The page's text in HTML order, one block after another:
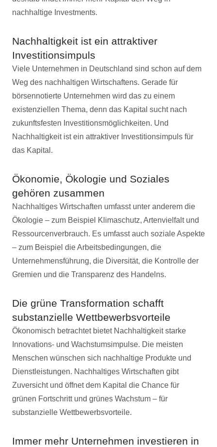
nachhaltige Investments.
Nachhaltigkeit ist ein attraktiver
Investitionsimpuls
Viele Unternehmen in Deutschland sind schon auf dem
Weg des nachhaltigen Wirtschaftens. Gerade für
börsennotierte Unternehmen wird das zu einem
existenziellen Thema, denn das Kapital sucht nach
zukunftsfesten Investitionsmöglichkeiten. Und
Nachhaltigkeit ist ein attraktiver Investitionsimpuls für
das Kapital.
Ökonomie, Ökologie und Soziales
gehören zusammen
Nachhaltiges Wirtschaften umfasst unter anderem die
Ökologie – zum Beispiel Klimaschutz, Artenvielfalt und
Ressourcenverbrauch. Es umfasst auch soziale Aspekte
– zum Beispiel die Arbeitsbedingungen, die
Unternehmensführung, die Diversität, die Kontrolle der
Gremien und die Transparenz des Handelns.
Die grüne Transformation schafft
substanzielle Wettbewerbsvorteile
Ökonomisch betrachtet bietet Nachhaltigkeit starke
Innovations- und Wachstumsimpulse. Die meisten
Menschen wünschen sich nachhaltige Produkte und
Dienstleistungen. Nachhaltiges Wirtschaften gibt
Zuversicht und öffnet dem Kapital die Chance für
grünen Fortschritt und grünes Wachstum – für
substanzielle Wettbewerbsvorteile.
Immer mehr Unternehmen investieren in